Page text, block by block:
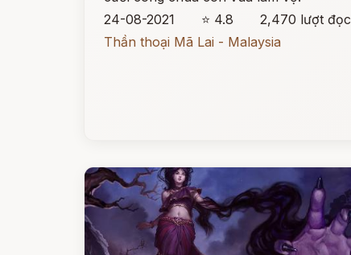
24-08-2021
⭐ 4.8
2,470 lượt đọc
Thần thoại Mã Lai - Malaysia